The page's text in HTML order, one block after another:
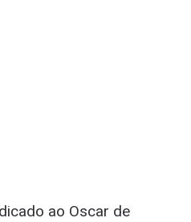
ao Oscar de